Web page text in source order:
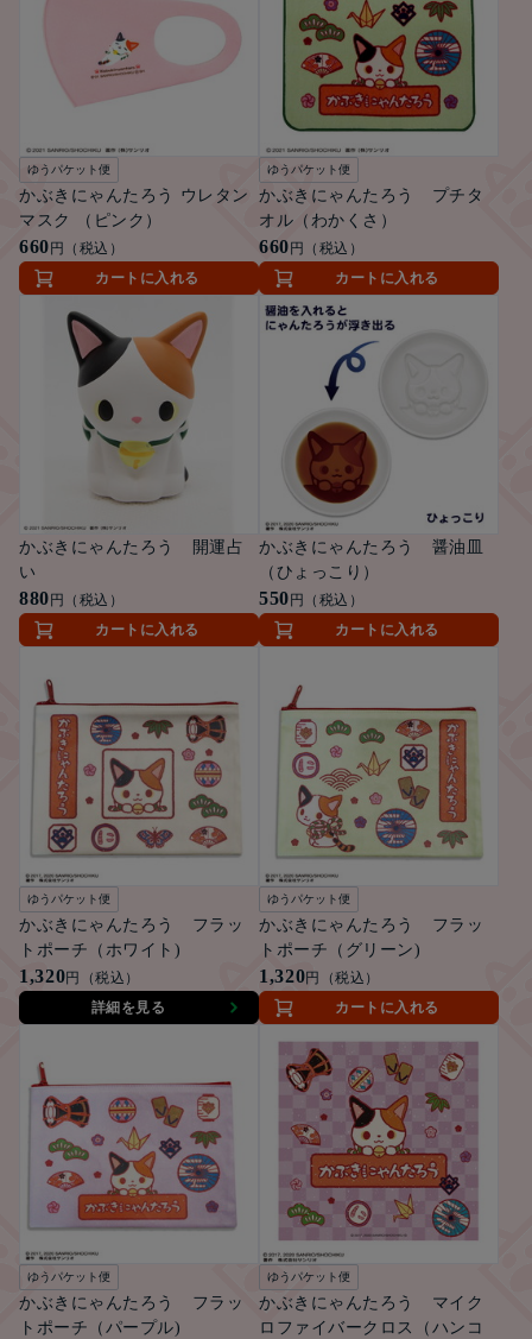
ゆうパケット便
かぶきにゃんたろう ウレタン
マスク （ピンク）
660 円（税込）
カートに入れる
ゆうパケット便
かぶきにゃんたろう プチタ
オル（わかくさ）
660 円（税込）
カートに入れる
かぶきにゃんたろう 開運占
い
880 円（税込）
カートに入れる
かぶきにゃんたろう 醤油皿
（ひょっこり）
550 円（税込）
カートに入れる
ゆうパケット便
かぶきにゃんたろう フラッ
トポーチ（ホワイト)
1,320円（税込）
詳細を見る
ゆうパケット便
かぶきにゃんたろう フラッ
トポーチ（グリーン)
1,320円（税込）
カートに入れる
ゆうパケット便
かぶきにゃんたろう フラッ
トポーチ（パープル)
ゆうパケット便
かぶきにゃんたろう マイク
ロファイバークロス（ハンコ